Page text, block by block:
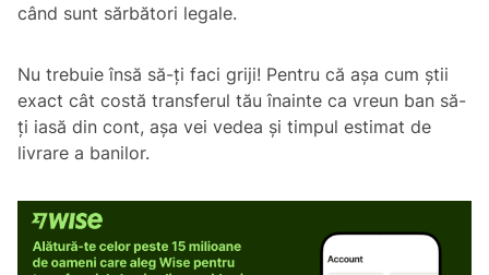
când sunt sărbători legale.
Nu trebuie însă să-ți faci griji! Pentru că așa cum știi
exact cât costă transferul tău înainte ca vreun ban să-
ți iasă din cont, așa vei vedea și timpul estimat de
livrare a banilor.